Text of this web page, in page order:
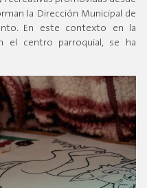
la Dirección Municipal de
En este contexto en la
el centro parroquial, se ha